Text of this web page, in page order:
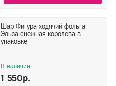
Шар Фигура ходячий фольга
Эльза снежная королева в
упаковке
В наличии
1 550р.